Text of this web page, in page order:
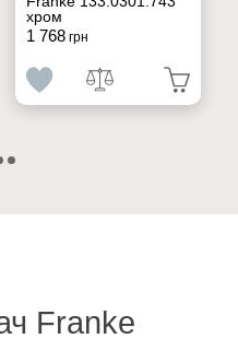
хром
1 768грн
Franke